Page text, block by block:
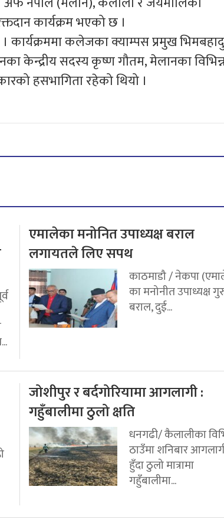
कार्यक्रम भएको छ ।
कार्यक्रममा कलेजका क्याम्पस प्रमुख
केन्द्रीय सदस्य कृष्ण गौतम, मेलानका
हसभागिता रहेको थियो ।
एमालेका मनोनित उपाध्यक्ष बराल
लगायतले लिए सपथ
काठमाडौ / नेकपा
का मनोनीत उपाध्यक्ष
बराल, दुई...
जोशीपुर र बर्दगोरियामा आगलागी :
गहुँबालीमा ठुलो क्षति
धनगढी/ कैलालीका
ठाउँमा शनिबार
हुँदा ठुलो मात्रामा
गहुँबालीमा...